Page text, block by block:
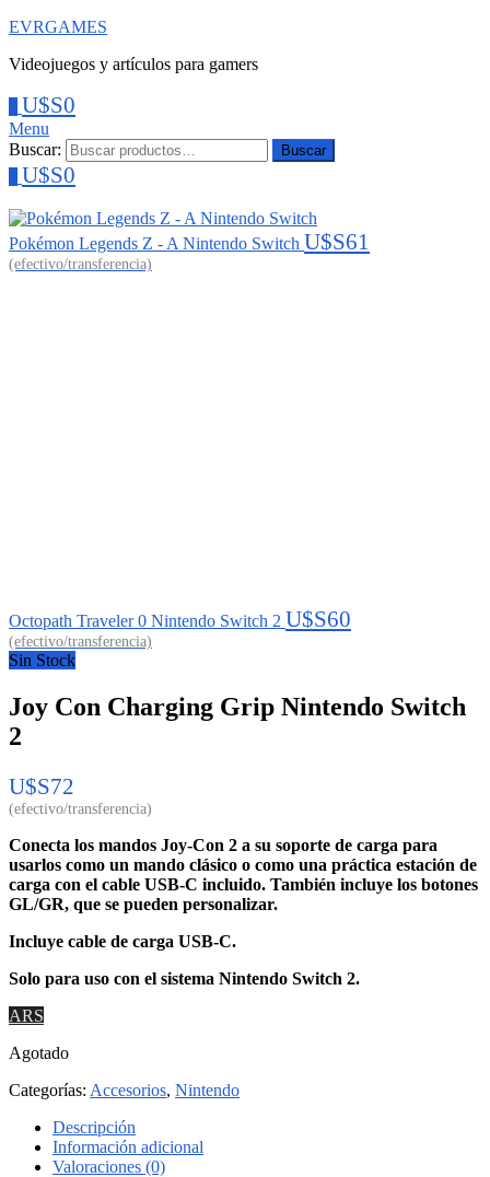
EVRGAMES
Videojuegos y artículos para gamers
U$S0
Menu
Buscar:
Buscar
U$S0
Pokémon Legends Z - A Nintendo Switch U$S61
Octopath Traveler 0 Nintendo Switch 2 U$S60
Sin Stock
Joy Con Charging Grip Nintendo Switch
2
U$S72
Conecta los mandos Joy-Con 2 a su soporte de carga para
usarlos como un mando clásico o como una práctica estación de
carga con el cable USB-C incluido. También incluye los botones
GL/GR, que se pueden personalizar.
Incluye cable de carga USB-C.
Solo para uso con el sistema Nintendo Switch 2.
ARS
Agotado
Categorías: Accesorios, Nintendo
Descripción
Información adicional
Valoraciones (0)